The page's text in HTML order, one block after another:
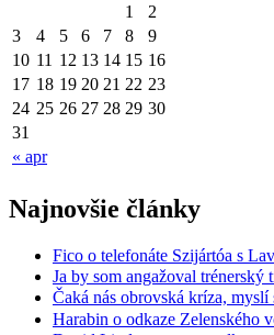
« apr
1
2
3
4 5 6 7 8
9
10 11 12 13 14 15 16
17 18 19 20 21 22 23
24 25 26 27 28 29 30
31
Najnovšie články
Fico o telefonáte Szijártóa s
Ja by som angažoval
Čaká nás obrovská kríza, myslí
Harabin o odkaze Zelenského